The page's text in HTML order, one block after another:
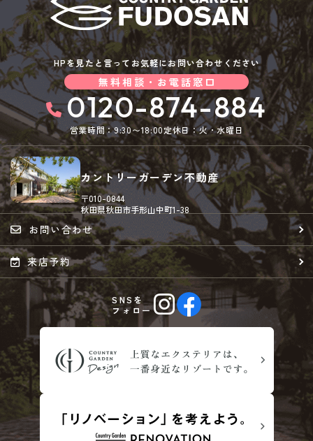
HPを見たと言ってお気軽にお問い合わせください
無料相談・お電話窓口
0120-874-884
営業時間：9:30〜18:00定休日：火・水曜日
カントリーガーデン不動産
〒010-0844
秋田県秋田市手形山中町1-38
お問い合わせ
来店予約
SNSを
フォロー